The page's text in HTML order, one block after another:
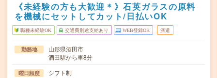
《未経験の方も大歓迎＊》石英ガラスの原料
を機械にセットしてカット/日払いOK
職種未経験OK 交通費別途支給あり WEB登録OK 派遣
勤務地
山形県酒田市
酒田駅から車8分
曜日頻度 シフト制